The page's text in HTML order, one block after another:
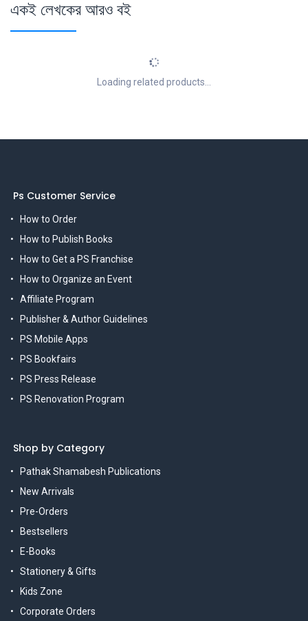
একই লেখকের আরও বই
Loading related products...
Ps Customer Service
How to Order
How to Publish Books
How to Get a PS Franchise
How to Organize an Event
Affiliate Program
Publisher & Author Guidelines
PS Mobile Apps
PS Bookfairs
PS Press Release
PS Renovation Program
Shop by Category
Pathak Shamabesh Publications
New Arrivals
Pre-Orders
Bestsellers
E-Books
Stationery & Gifts
Kids Zone
Corporate Orders